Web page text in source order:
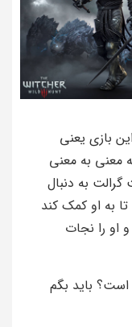
بازی یعنی
معنی به معنی
به دنبال
به او کمک کند
او را نجات
باید بگم